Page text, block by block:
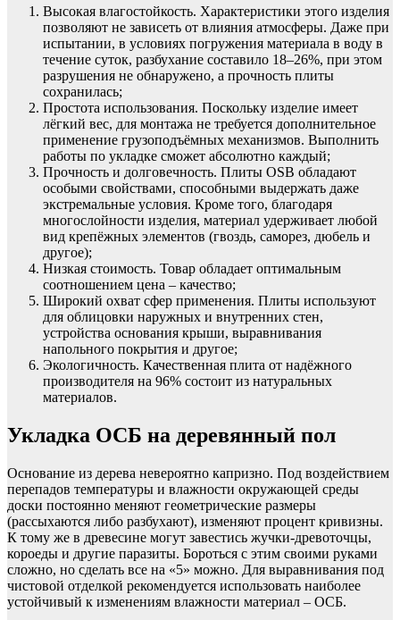
Высокая влагостойкость. Характеристики этого изделия
позволяют не зависеть от влияния атмосферы. Даже при
испытании, в условиях погружения материала в воду в
течение суток, разбухание составило 18–26%, при этом
разрушения не обнаружено, а прочность плиты
сохранилась;
Простота использования. Поскольку изделие имеет
лёгкий вес, для монтажа не требуется дополнительное
применение грузоподъёмных механизмов. Выполнить
работы по укладке сможет абсолютно каждый;
Прочность и долговечность. Плиты OSB обладают
особыми свойствами, способными выдержать даже
экстремальные условия. Кроме того, благодаря
многослойности изделия, материал удерживает любой
вид крепёжных элементов (гвоздь, саморез, дюбель и
другое);
Низкая стоимость. Товар обладает оптимальным
соотношением цена – качество;
Широкий охват сфер применения. Плиты используют
для облицовки наружных и внутренних стен,
устройства основания крыши, выравнивания
напольного покрытия и другое;
Экологичность. Качественная плита от надёжного
производителя на 96% состоит из натуральных
материалов.
Укладка ОСБ на деревянный пол
Основание из дерева невероятно капризно. Под воздействием
перепадов температуры и влажности окружающей среды
доски постоянно меняют геометрические размеры
(рассыхаются либо разбухают), изменяют процент кривизны.
К тому же в древесине могут завестись жучки-древоточцы,
короеды и другие паразиты. Бороться с этим своими руками
сложно, но сделать все на «5» можно. Для выравнивания под
чистовой отделкой рекомендуется использовать наиболее
устойчивый к изменениям влажности материал – ОСБ.